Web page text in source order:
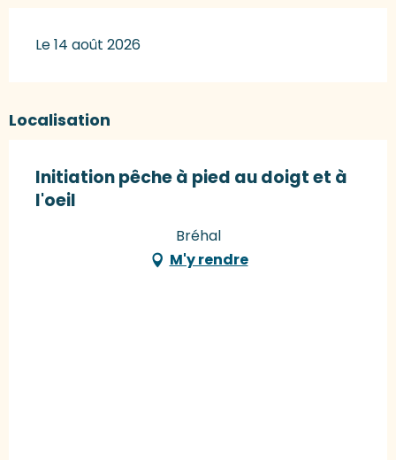
Le 14 août 2026
Localisation
Initiation pêche à pied au doigt et à
l'oeil
Bréhal
M'y rendre